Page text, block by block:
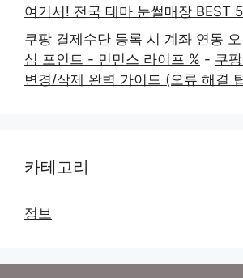
여기서! 전국 테마 눈썰매장 BEST 5
쿠팡 결제수단 등록 시 계좌 연동
심 포인트 - 민민스 라이프 % - 쿠
변경/삭제 완벽 가이드 (오류 해결
카테고리
정보